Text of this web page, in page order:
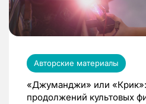
Авторские материалы
«Джуманджи» или
продолжений культовых